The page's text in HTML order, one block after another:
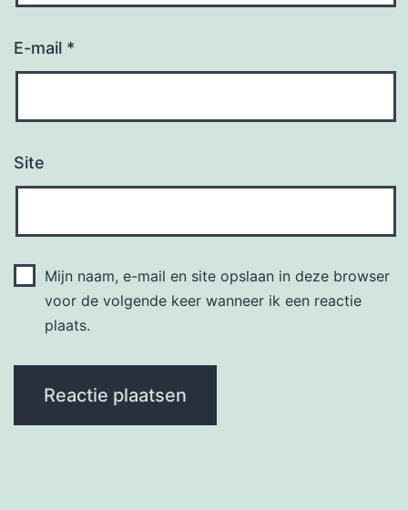
E-mail *
Site
Mijn naam, e-mail en site opslaan in deze browser
voor de volgende keer wanneer ik een reactie
plaats.